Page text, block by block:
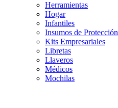
Herramientas
Hogar
Infantiles
Insumos de Protección
Kits Empresariales
Libretas
Llaveros
Médicos
Mochilas